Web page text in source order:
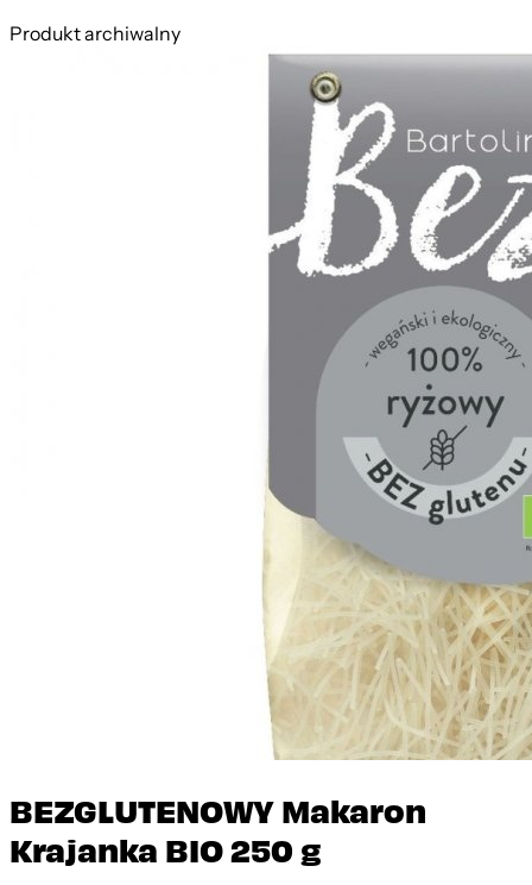
Produkt archiwalny
BEZGLUTENOWY Makaron
Krajanka BIO 250 g